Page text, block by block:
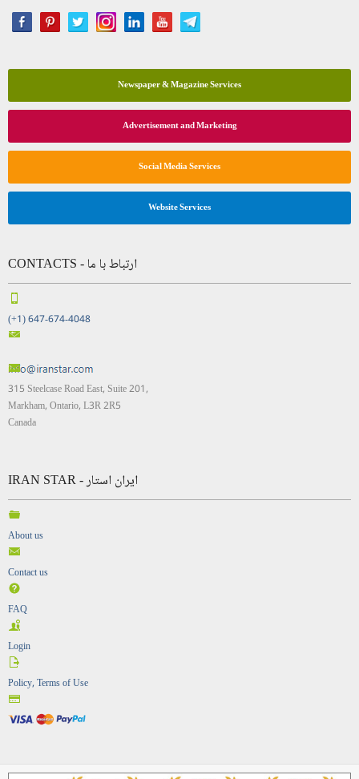
Newspaper & Magazine Services
Advertisement and Marketing
Social Media Services
Website Services
CONTACTS - ارتباط با ما
(+1) 647-674-4048
315 Steelcase Road East, Suite 201,
Markham, Ontario, L3R 2R5
Canada
IRAN STAR - ایران استار
About us
Contact us
FAQ
Login
Policy, Terms of Use